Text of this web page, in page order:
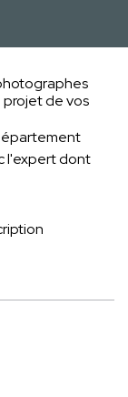
projet de vos
l'expert dont